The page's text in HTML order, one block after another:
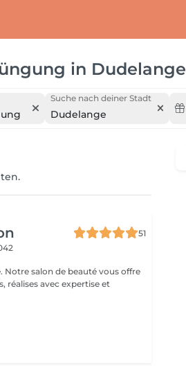
in Dudelange
Suche nach deiner Stadt
Dudelange
51
Notre salon de beauté vous offre
réalises avec expertise et